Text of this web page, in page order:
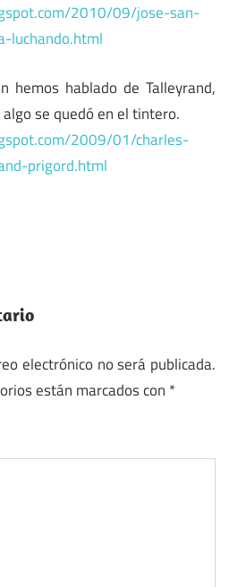
2010/09/jose-san-
luchando.html
hemos hablado de Talleyrand,
se quedó en el tintero.
2009/01/charles-
prigord.html
electrónico no será publicada.
están marcados con *